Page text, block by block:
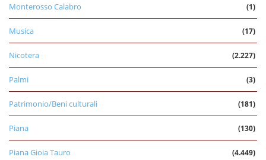
Monterosso Calabro (1)
Musica (17)
Nicotera (2.227)
Palmi (3)
Patrimonio/Beni culturali (181)
Piana (130)
Piana Gioia Tauro (4.449)